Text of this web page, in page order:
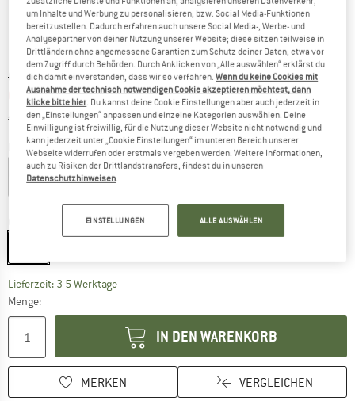
Ursprünglicher Preis :
CHF43.95
Preis:
CHF35.16 inkl. MwSt., zollfreie Lieferung
zzgl. VersandkostenInformationen zu den Versandkosten. Öffnet sich in
Farbe:Sand
20%
Lieferzeit: 3-5 WerktageDer Link öffnet sich in einer Infobox und
Menge:
IN DEN WARENKORB
MERKEN VERGLEICHEN
um Inhalte und Werbung zu personalisieren, bzw. Social Media-Funktionen
bereitzustellen. Dadurch erfahren auch unsere Social Media-, Werbe- und
Analysepartner von deiner Nutzung unserer Website; diese sitzen teilweise in
Drittländern ohne angemessene Garantien zum Schutz deiner Daten, etwa vor
dem Zugriff durch Behörden. Durch Anklicken von „Alle auswählen“ erklärst du
dich damit einverstanden, dass wir so verfahren.Wenn du keine Cookies mit
Ausnahme der technisch notwendigen Cookie akzeptieren möchtest, dann
klicke bitte hier. Du kannst deine Cookie Einstellungen aber auch jederzeit in
den „Einstellungen“ anpassen und einzelne Kategorien auswählen. Deine
Einwilligung ist freiwillig, für die Nutzung dieser Website nicht notwendig und
kann jederzeit unter „Cookie Einstellungen“ im unteren Bereich unserer
Webseite widerrufen oder erstmals vergeben werden. Weitere Informationen,
auch zu Risiken der Drittlandstransfers, findest du in unseren
Datenschutzhinweisen.
EINSTELLUNGEN ALLE AUSWÄHLEN